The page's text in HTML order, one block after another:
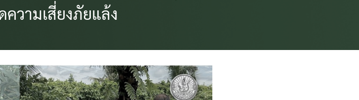
วามเสี่ยงภัยแล้ง